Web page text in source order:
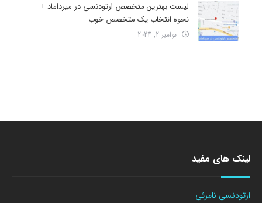
لیست بهترین متخصص ارتودنسی در میرداماد +
نحوه انتخاب یک متخصص خوب
نوامبر 2, 2024
لینک های مفید
ارتودنسی نامرئی